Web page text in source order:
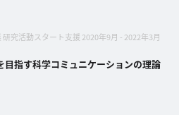
究活動スタート支援 2020年9月 - 2022年3月
目指す科学コミュニケーションの理論